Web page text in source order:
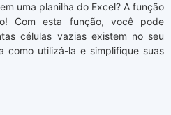
uma planilha do Excel? A função
Com esta função, você pode
células vazias existem no seu
como utilizá-la e simplifique suas